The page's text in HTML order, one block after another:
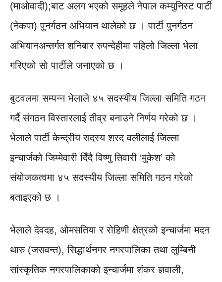
(माओवादी);बाट अलग भएको समूहले नेपाल कम्युनिस्ट पार्टी
(नेकपा) पुनर्गठन अभियान थालेको छ । पार्टी पुनर्गठन
अभियानअन्तर्गत शनिबार रुपन्देहीमा पहिलो जिल्ला भेला
गरिएको साे पार्टीले जनाएको छ ।
बुटवलमा सम्पन्न भेलाले ४५ सदस्यीय जिल्ला समिति गठन
गर्दै संगठन विस्तारलाई तीव्र बनाउने निर्णय गरेको छ ।
भेलाले पार्टी केन्द्रीय सदस्य शरद वलीलाई जिल्ला
इन्चार्जको जिम्मेवारी दिँदै विष्णु तिवारी ‘मुकेश’ को
संयोजकत्वमा ४५ सदस्यीय जिल्ला समिति गठन गरेको
बताइएको छ ।
भेलाले देवदह, ओमसतिया र रोहिणी क्षेत्रको इन्चार्जमा मदन
थारु (जसवन्त), सिद्धार्थनगर नगरपालिका तथा लुम्बिनी
सांस्कृतिक नगरपालिकाको इन्चार्जमा शंकर ज्ञवाली,